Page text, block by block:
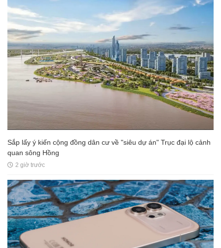
Sắp lấy ý kiến cộng đồng dân cư về "siêu dự án" Trục đại lộ cảnh
quan sông Hồng
2 giờ trước